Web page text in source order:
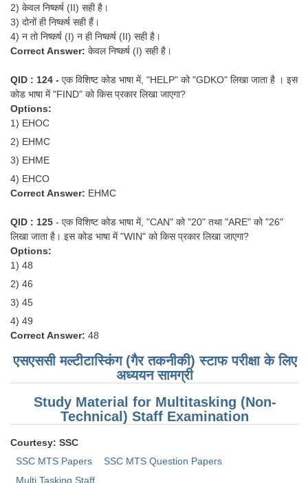
2) केवल निष्कर्ष (II) सही है।
3) दोनों ही निष्कर्ष सही हैं।
4) न तो निष्कर्ष (I) न ही निष्कर्ष (II) सही है।
Correct Answer: केवल निष्कर्ष (I) सही है।
QID : 124 - एक विशिष्ट कोड भाषा में, "HELP" को "GDKO" लिखा जाता है । इस
कोड भाषा में "FIND" को किस प्रकार लिखा जाएगा?
Options:
1) EHOC
2) EHMC
3) EHME
4) EHCO
Correct Answer: EHMC
QID : 125 - एक विशिष्ट कोड भाषा में, "CAN" को "20" तथा "ARE" को "26"
लिखा जाता है। इस कोड भाषा में "WIN" को किस प्रकार लिखा जाएगा?
Options:
1) 48
2) 46
3) 45
4) 49
Correct Answer: 48
एसएससी मल्टीटास्किंग (गैर तकनीकी) स्टाफ परीक्षा के लिए
अध्ययन सामग्री
Study Material for Multitasking (Non-
Technical) Staff Examination
Courtesy: SSC
SSC MTS Papers
SSC MTS Question Papers
Multi Tasking Staff